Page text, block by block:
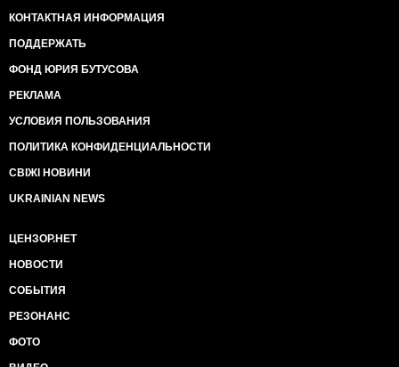
КОНТАКТНАЯ ИНФОРМАЦИЯ
ПОДДЕРЖАТЬ
ФОНД ЮРИЯ БУТУСОВА
РЕКЛАМА
УСЛОВИЯ ПОЛЬЗОВАНИЯ
ПОЛИТИКА КОНФИДЕНЦИАЛЬНОСТИ
СВІЖІ НОВИНИ
UKRAINIAN NEWS
ЦЕНЗОР.НЕТ
НОВОСТИ
СОБЫТИЯ
РЕЗОНАНС
ФОТО